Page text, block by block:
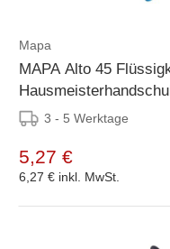
Mapa
MAPA Alto 45
3 - 5 Werktage
5,27 €
6,27 € inkl. MwSt.